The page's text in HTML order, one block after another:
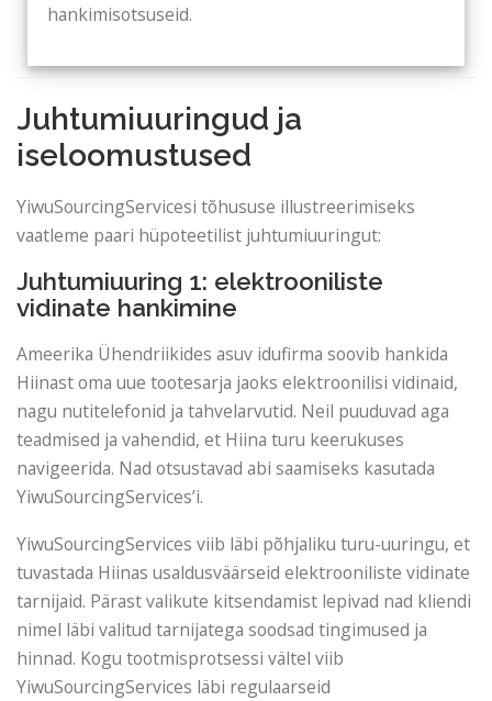
hankimisotsuseid.
Juhtumiuuringud ja
iseloomustused
YiwuSourcingServicesi tõhususe illustreerimiseks
vaatleme paari hüpoteetilist juhtumiuuringut:
Juhtumiuuring 1: elektrooniliste
vidinate hankimine
Ameerika Ühendriikides asuv idufirma soovib hankida
Hiinast oma uue tootesarja jaoks elektroonilisi vidinaid,
nagu nutitelefonid ja tahvelarvutid. Neil puuduvad aga
teadmised ja vahendid, et Hiina turu keerukuses
navigeerida. Nad otsustavad abi saamiseks kasutada
YiwuSourcingServices’i.
YiwuSourcingServices viib läbi põhjaliku turu-uuringu, et
tuvastada Hiinas usaldusväärseid elektrooniliste vidinate
tarnijaid. Pärast valikute kitsendamist lepivad nad kliendi
nimel läbi valitud tarnijatega soodsad tingimused ja
hinnad. Kogu tootmisprotsessi vältel viib
YiwuSourcingServices läbi regulaarseid